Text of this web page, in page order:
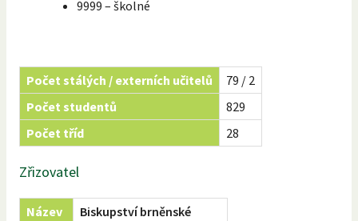
9999 – školné
Počet stálých / externích učitelů
79 / 2
Počet studentů
829
Počet tříd
28
Zřizovatel
Název
Biskupství brněnské